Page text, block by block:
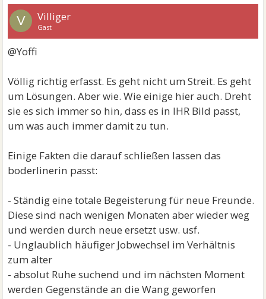
V Villiger
Gast
@Yoffi
Völlig richtig erfasst. Es geht nicht um Streit. Es geht
um Lösungen. Aber wie. Wie einige hier auch. Dreht
sie es sich immer so hin, dass es in IHR Bild passt,
um was auch immer damit zu tun.
Einige Fakten die darauf schließen lassen das
boderlinerin passt:
- Ständig eine totale Begeisterung für neue Freunde.
Diese sind nach wenigen Monaten aber wieder weg
und werden durch neue ersetzt usw. usf.
- Unglaublich häufiger Jobwechsel im Verhältnis
zum alter
- absolut Ruhe suchend und im nächsten Moment
werden Gegenstände an die Wang geworfen